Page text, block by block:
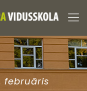
februāris